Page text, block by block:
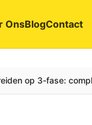
OnsBlogContact
op 3-fase: